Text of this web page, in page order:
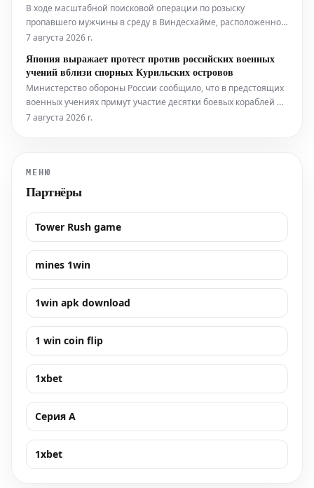
В ходе масштабной поисковой операции по розыску
пропавшего мужчины в среду в Виндесхайме, расположенном
в районе Бад-Кройцнах, было обнаружено тело. По
найденный человек предположительно является тем самым
разыскиваемым 58-летним мужчиной.
7 августа 2026 г.
Япония выражает протест против российских военных
учений вблизи спорных Курильских островов
Министерство обороны России сообщило, что в предстоящих
военных учениях примут участие десятки боевых кораблей и
самолетов, а также более 13 000 военнослужащих.
7 августа 2026 г.
МЕНЮ
Партнёры
Tower Rush game
mines 1win
1win apk download
1 win coin flip
1xbet
Серия А
1xbet